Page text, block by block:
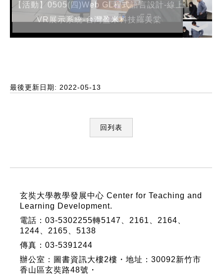
【活動】0505(四)Web GL程式語言設計-線上
VR展示系統-台灣盈米科技羅美棠
最後更新日期: 2022-05-13
回列表
玄奘大學教學發展中心 Center for Teaching and
Learning Development.
電話：03-5302255轉5147、2161、2164、
1244、2165、5138
傳真：03-5391244
辦公室：圖書資訊大樓2樓・地址：30092新竹市
香山區玄奘路48號・